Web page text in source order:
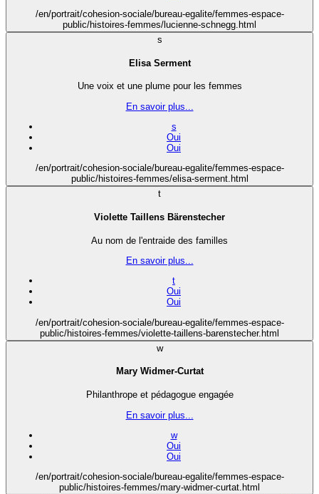
/en/portrait/cohesion-sociale/bureau-egalite/femmes-espace-
public/histoires-femmes/lucienne-schnegg.html
s
Elisa Serment
Une voix et une plume pour les femmes
En savoir plus...
s
Oui
Oui
/en/portrait/cohesion-sociale/bureau-egalite/femmes-espace-
public/histoires-femmes/elisa-serment.html
t
Violette Taillens Bärenstecher
Au nom de l'entraide des familles
En savoir plus...
t
Oui
Oui
/en/portrait/cohesion-sociale/bureau-egalite/femmes-espace-
public/histoires-femmes/violette-taillens-barenstecher.html
w
Mary Widmer-Curtat
Philanthrope et pédagogue engagée
En savoir plus...
w
Oui
Oui
/en/portrait/cohesion-sociale/bureau-egalite/femmes-espace-
public/histoires-femmes/mary-widmer-curtat.html